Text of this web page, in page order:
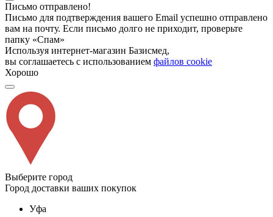
Письмо отправлено!
Письмо для подтверждения вашего Email успешно отправлено
вам на почту. Если письмо долго не приходит, проверьте
папку «Спам»
Используя интернет-магазин Базисмед,
вы соглашаетесь с использованием файлов cookie
Хорошо
Выберите город
Город доставки ваших покупок
Уфа